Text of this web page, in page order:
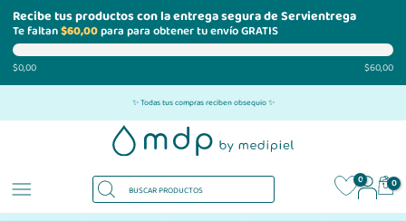
Recibe tus productos con la entrega segura de Servientrega
Te faltan$60,00para para obtener tu envío GRATIS
$0,00 $60,00
al
✨ Todas tus compras reciben obsequio ✨
0 0